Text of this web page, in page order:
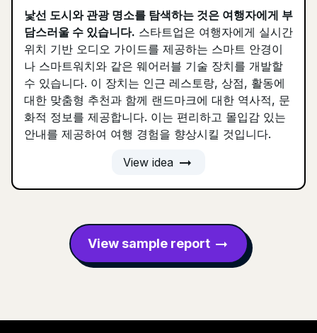
낯선 도시와 관광 명소를 탐색하는 것은 여행자에게 부
담스러울 수 있습니다. 스타트업은 여행자에게 실시간
위치 기반 오디오 가이드를 제공하는 스마트 안경이
나 스마트워치와 같은 웨어러블 기술 장치를 개발할
수 있습니다. 이 장치는 인근 레스토랑, 상점, 활동에
대한 맞춤형 추천과 함께 랜드마크에 대한 역사적, 문
화적 정보를 제공합니다. 이는 편리하고 몰입감 있는
안내를 제공하여 여행 경험을 향상시킬 것입니다.
View idea arrow_right_alt
View sample report arrow_right_alt